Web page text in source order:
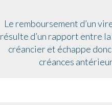
Le remboursement d’un
résulte d’un rapport entre
créancier et échappe
créances